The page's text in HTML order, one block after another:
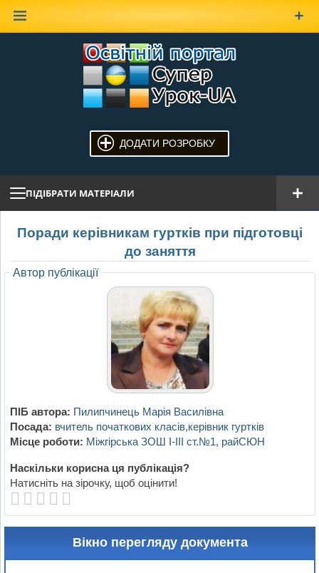
ДОДАТИ РОЗРОБКУ
ПІДІБРАТИ МАТЕРІАЛИ
Поради керівникам гуртків при підготовці
до заняття
Автор публікації
ПІБ автора: Пилипчинець Марія Василівна
Посада: вчитель початкових класів,керівник гуртків
Місце роботи: Міжгірська ЗОШ I-III ст.№1, райСЮН
Наскільки корисна ця публікація?
Натисніть на зірочку, щоб оцінити!
Вікно перегляду документа